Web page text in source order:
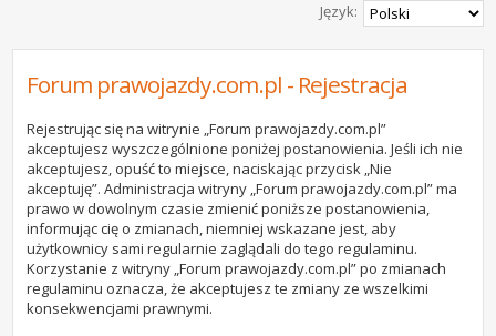
Język:
Forum prawojazdy.com.pl - Rejestracja
Rejestrując się na witrynie „Forum prawojazdy.com.pl”
akceptujesz wyszczególnione poniżej postanowienia. Jeśli ich nie
akceptujesz, opuść to miejsce, naciskając przycisk „Nie
akceptuję”. Administracja witryny „Forum prawojazdy.com.pl” ma
prawo w dowolnym czasie zmienić poniższe postanowienia,
informując cię o zmianach, niemniej wskazane jest, aby
użytkownicy sami regularnie zaglądali do tego regulaminu.
Korzystanie z witryny „Forum prawojazdy.com.pl” po zmianach
regulaminu oznacza, że akceptujesz te zmiany ze wszelkimi
konsekwencjami prawnymi.